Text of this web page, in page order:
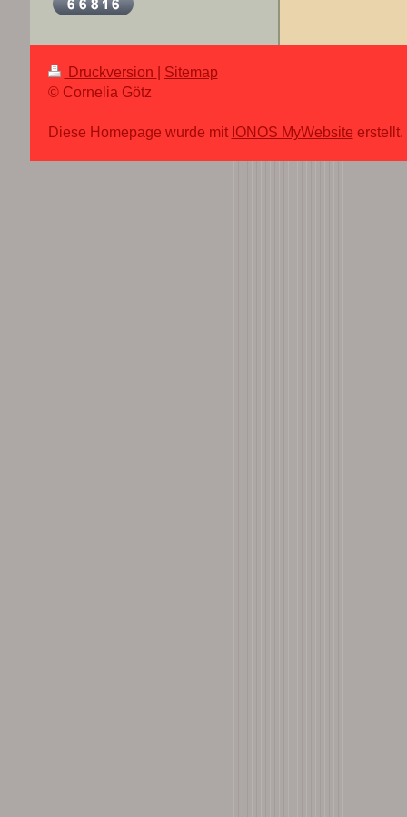
Druckversion
Sitemap
© Cornelia Götz
Diese Homepage wurde mit IONOS MyWebsite erstellt.